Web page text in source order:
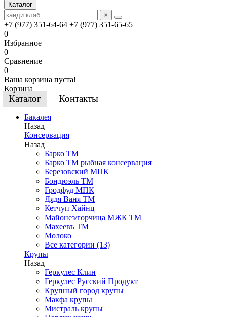
Каталог
×
+7 (977) 351-64-64 +7 (977) 351-65-65
0
Избранное
0
Сравнение
0
Ваша корзина пуста!
Корзина
Каталог Контакты
Бакалея
Назад
Консервация
Назад
Барко ТМ
Барко ТМ рыбная консервация
Березовский МПК
Бондюэль ТМ
Гродфуд МПК
Дядя Ваня ТМ
Кетчуп Хайнц
Майонез/горчица МЖК ТМ
Махеевъ ТМ
Молоко
Все категории (13)
Крупы
Назад
Геркулес Клин
Геркулес Русский Продукт
Крупный город крупы
Макфа крупы
Мистраль крупы